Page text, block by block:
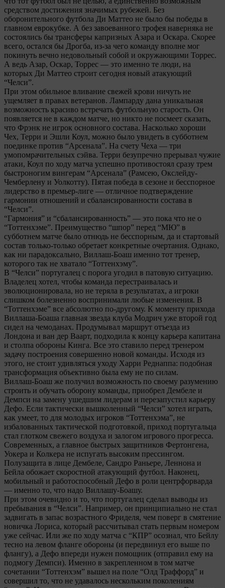
средством достижения значимых рубежей. Без
оборонительного футбола Ди Маттео не было бы победы в
главном еврокубке. А без завоеванного трофея наверняка не
состоялись бы трансферы капризных Азара и Оскара. Скорее
всего, остался бы Дрогба, из-за чего команду вполне мог
покинуть вечно недовольный собой и окружающими Торрес.
А ведь Азар, Оскар, Торрес — это именно те люди, на
которых Ди Маттео строит сегодня новый атакующий
“Челси”.
При этом обильное вливание свежей крови ничуть не
ущемляет в правах ветеранов. Лампарду дана уникальная
возможность красиво встречать футбольную старость. Он
появляется не в каждом матче, но никто не посмеет сказать,
что Фрэнк не игрок основного состава. Насколько хороши
Чех, Терри и Эшли Коул, можно было увидеть в субботнем
поединке против “Арсенала”. На счету Чеха — три
умопомрачительных сэйва. Терри безупречно прерывал чужие
атаки, Коул по ходу матча успешно противостоял сразу трем
быстроногим вингерам “Арсенала” (Рамсею, Окслейду-
Чемберлену и Уолкотту). Пятая победа в сезоне и бесспорное
лидерство в премьер-лиге — отличное подтверждение
гармонии отношений и сбалансированности состава в
“Челси”.
“Гармония” и “сбалансированность” — это пока что не о
“Тоттенхэме”. Преимущество “шпор” перед “МЮ” в
субботнем матче было отнюдь не бесспорным, да и стартовый
состав только-только обретает конкретные очертания. Однако,
как ни парадоксально, Виллаш-Боаш именно тот тренер,
которого так не хватало “Тоттенхэму”.
В “Челси” португалец с порога угодил в патовую ситуацию.
Владелец хотел, чтобы команда перестраивалась и
эволюционировала, но не теряла в результатах, а игроки
слишком болезненно воспринимали любые изменения. В
“Тоттенхэме” все абсолютно по-другому. К моменту прихода
Виллаша-Боаша главная звезда клуба Модрич уже второй год
сидел на чемоданах. Продумывал маршрут отъезда из
Лондона и ван дер Ваарт, подходила к концу карьера капитана
и столпа обороны Кинга. Все это ставило перед тренером
задачу построения совершенно новой команды. Исходя из
этого, не стоит удивляться уходу Харри Реднаппа: подобная
трансформация объективно была ему не по силам.
Виллаш-Боаш же получил возможность по своему разумению
строить и обучать оборону команды, приобрел Дембеле и
Демпси на замену ушедшим лидерам и перезапустил карьеру
Дефо. Если тактически вышколенный “Челси” хотел играть,
как умеет, то для молодых игроков “Тоттенхэма”, не
избалованных тактической подготовкой, приход португальца
стал глотком свежего воздуха и залогом игрового прогресса.
Современных, а главное быстрых защитников Фертонгена,
Уокера и Колкера не испугать высоким прессингом.
Полузащита в лице Дембеле, Сандро Раньере, Леннона и
Бейла обожает скоростной атакующий футбол. Наконец,
мобильный и работоспособный Дефо в роли центрфорварда
— именно то, что надо Виллашу-Боашу.
При этом очевидно и то, что португалец сделал выводы из
пребывания в “Челси”. Например, он принципиально не стал
задвигать в запас возрастного Фриделя, чем поверг в смятение
новичка Лориса, который рассчитывал стать первым номером
уже сейчас. Или же по ходу матча с “КПР” осознал, что Бейлу
тесно на левом фланге обороны (и передвинул его выше по
флангу), а Дефо впереди нужен помощник (отправил ему на
подмогу Демпси). Именно в закрепленном в том матче
сочетании “Тоттенхэм” вышел на поле “Олд Траффорд” и
совершил то, что не удавалось нескольким поколениям